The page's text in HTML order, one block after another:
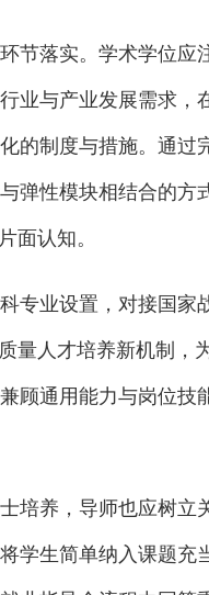
落实。学术学位应
业与产业发展需求，
的制度与措施。通过
弹性模块相结合的
面认知。
业设置，对接国家
量人才培养新机制，
顾通用能力与岗位
养，导师也应树立
学生简单纳入课题充